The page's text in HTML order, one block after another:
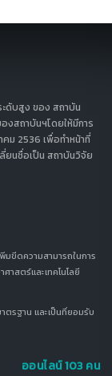
ดับสูง ของ สถาบัน
งสถาบันฯโดยให้มีการ
ม 2536 เพื่อทำหน้าที่
ยนชื่อเป็น สถาบันวิจัย
ขีดความสามารถในการ
าสตร์และเทคโนโลยี
รฐาน และเป็นที่ยอมรับ
ออนไลน์ 103 คน